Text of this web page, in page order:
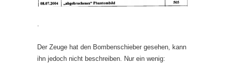
Der Zeuge hat den Bombenschieber gesehen, kann
ihn jedoch nicht beschreiben. Nur ein wenig: